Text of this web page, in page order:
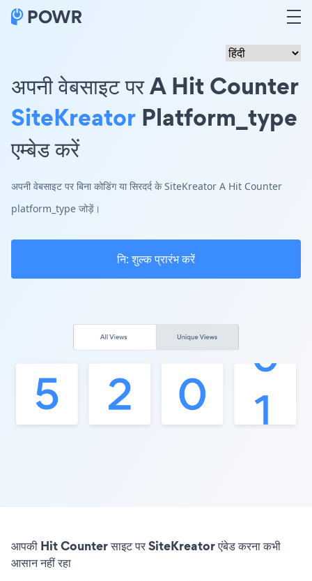
अपनी वेबसाइट पर A Hit Counter
SiteKreator Platform_type
एम्बेड करें
अपनी वेबसाइट पर बिना कोडिंग या सिरदर्द के SiteKreator A Hit Counter
platform_type जोड़ें।
नि: शुल्क प्रारंभ करें
आपकी Hit Counter साइट पर SiteKreator एंबेड करना कभी
आसान नहीं रहा